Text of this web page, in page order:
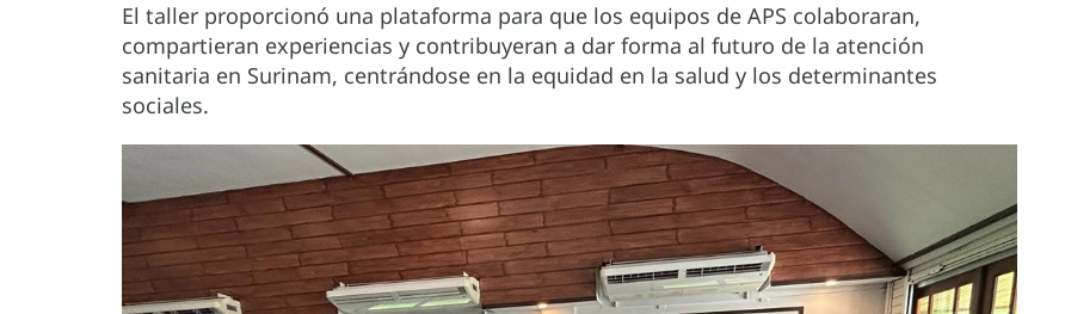
El taller proporcionó una plataforma para que los equipos de APS colaboraran,
compartieran experiencias y contribuyeran a dar forma al futuro de la atención
sanitaria en Surinam, centrándose en la equidad en la salud y los determinantes
sociales.